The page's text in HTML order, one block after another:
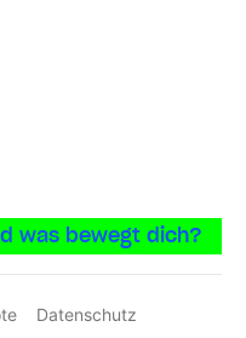
was bewegt dich?
Datenschutz